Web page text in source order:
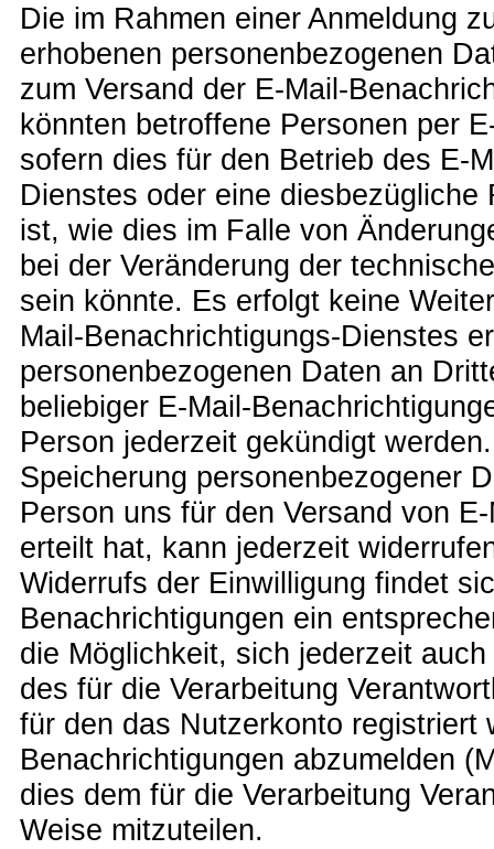
Die im Rahmen einer Anmeldung
erhobenen personenbezogenen
zum Versand der E-Mail-
könnten betroffene Personen per
sofern dies für den Betrieb des E-
Dienstes oder eine diesbezügliche
ist, wie dies im Falle von
bei der Veränderung der
sein könnte. Es erfolgt keine
Mail-Benachrichtigungs-Dienstes
personenbezogenen Daten an
beliebiger E-Mail-
Person jederzeit gekündigt
Speicherung personenbezogener
Person uns für den Versand von
erteilt hat, kann jederzeit
Widerrufs der Einwilligung findet
Benachrichtigungen ein
die Möglichkeit, sich jederzeit
des für die Verarbeitung
für den das Nutzerkonto registriert
Benachrichtigungen abzumelden
dies dem für die Verarbeitung
Weise mitzuteilen.